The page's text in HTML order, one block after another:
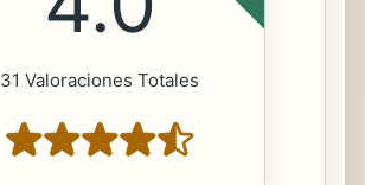
31 Valoraciones Totales